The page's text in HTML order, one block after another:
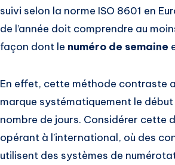
suivi selon la norme ISO 8601 en
de l’année doit comprendre au
façon dont le numéro de semaine
En effet, cette méthode contraste
marque systématiquement le
nombre de jours. Considérer cette
opérant à l’international, où des
utilisent des systèmes de